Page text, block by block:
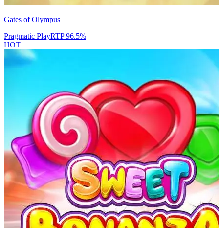
Gates of Olympus
Pragmatic PlayRTP96.5%
HOT